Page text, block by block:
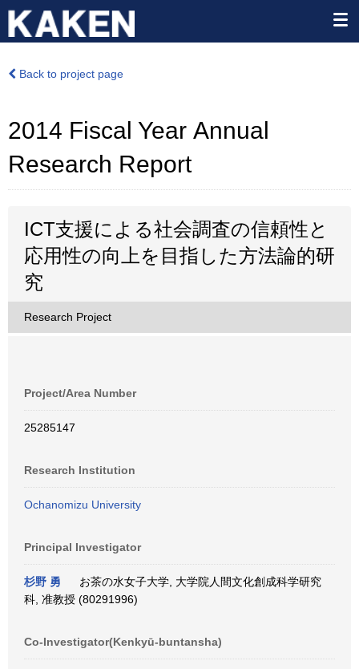
Back to project page
2014 Fiscal Year Annual
Research Report
ICT支援による社会調査の信頼性と
応用性の向上を目指した方法論的研
究
Research Project
Project/Area Number
25285147
Research Institution
Ochanomizu University
Principal Investigator
杉野 勇
お茶の水女子大学, 大学院人間文化創成科学研究
科, 准教授 (80291996)
Co-Investigator(Kenkyū-buntansha)